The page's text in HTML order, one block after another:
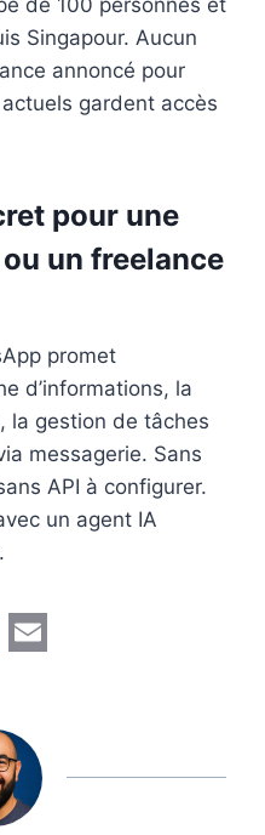
de 100 personnes et
Singapour. Aucun
annoncé pour
gardent accès
pour une
un freelance
promet
d’informations, la
la gestion de tâches
messagerie. Sans
API à configurer.
un agent IA
a
i